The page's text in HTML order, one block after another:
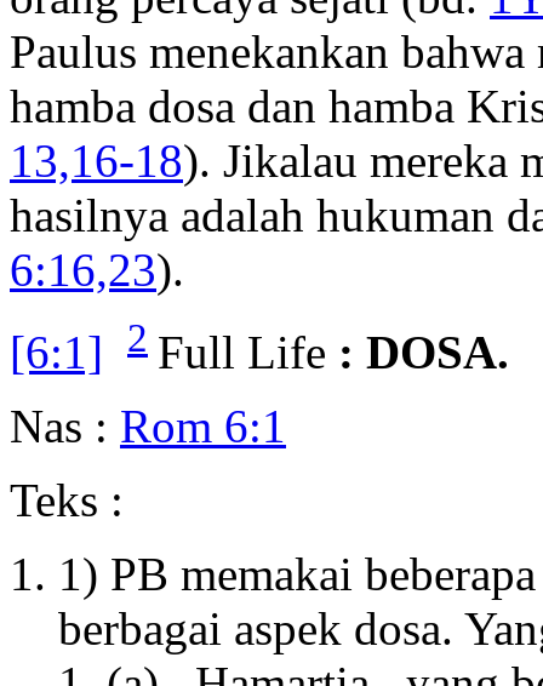
Paulus menekankan
hamba dosa dan hamba
13,16-18). Jikalau mereka
hasilnya adalah hukuman
6:16,23).
[6:1]
2 Full Life : DOSA.
Nas : Rom 6:1
Teks :
1) PB memakai
berbagai aspek dosa.